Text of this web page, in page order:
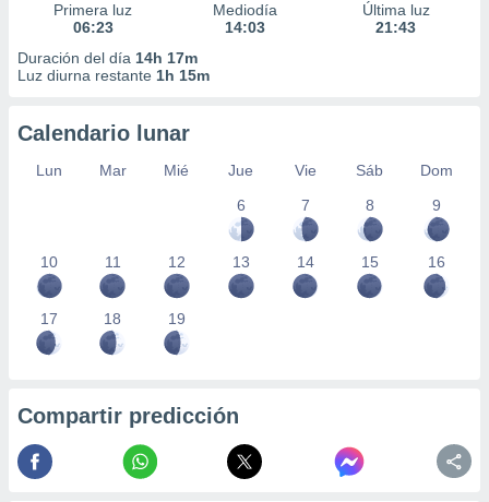
Primera luz
06:23
Mediodía
14:03
Última luz
21:43
Duración del día 14h 17m
Luz diurna restante 1h 15m
Calendario lunar
Lun Mar Mié Jue Vie Sáb
Dom
6
7 8 9
10 11 12 13 14 15 16
17 18 19
Compartir predicción